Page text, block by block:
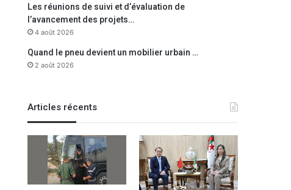
Les réunions de suivi et d’évaluation de
l’avancement des projets…
4 août 2026
Quand le pneu devient un mobilier urbain …
2 août 2026
Articles récents